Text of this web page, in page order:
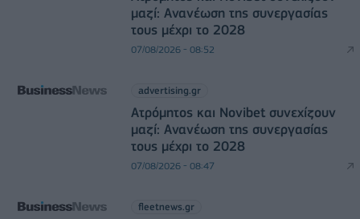
μαζί: Ανανέωση της συνεργασίας
τους μέχρι το 2028
07/08/2026 - 08:52
advertising.gr
Ατρόμητος και Novibet συνεχίζουν
μαζί: Ανανέωση της συνεργασίας
τους μέχρι το 2028
07/08/2026 - 08:47
fleetnews.gr